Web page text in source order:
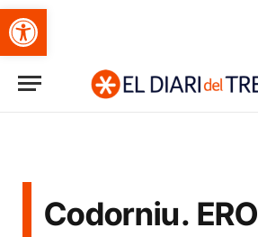
Obre la barra d'eines
Codorniu. ERO